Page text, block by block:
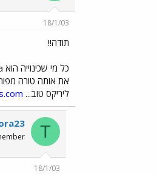
18/1/03
תודה!!
ליריקס טוב...
T
18/1/03